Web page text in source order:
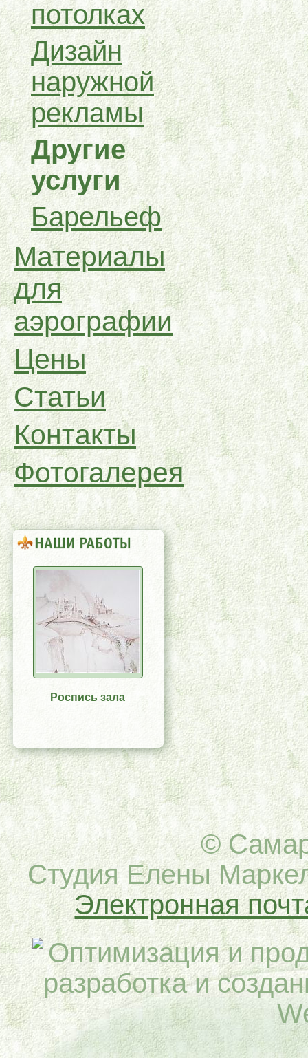
потолках
Дизайн
наружной
рекламы
Другие
услуги
Барельеф
Материалы
для
аэрографии
Цены
Статьи
Контакты
Фотогалерея
Роспись зала
©
Cтудия Елены
Электронная